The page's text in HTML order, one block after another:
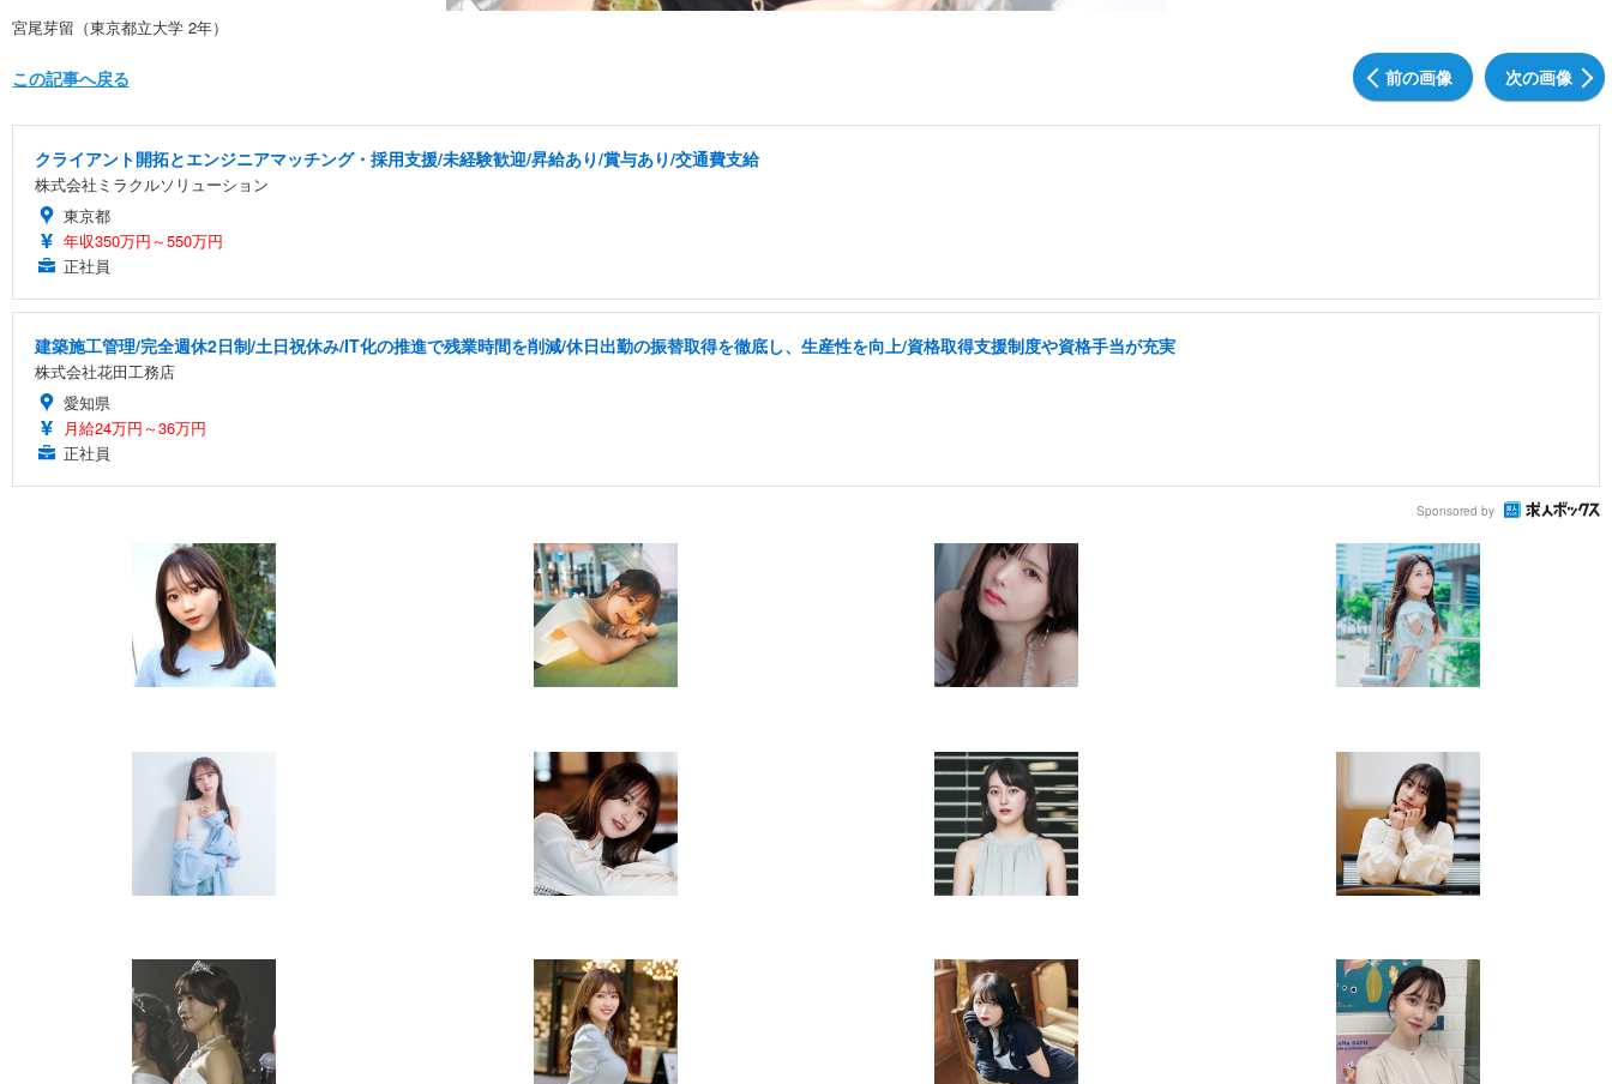
宮尾芽留（東京都立大学 2年）
前の画像 次の画像
この記事へ戻る
クライアント開拓とエンジニアマッチング・採用支援/未経験歓迎/昇給あり/賞与あり/交通費支給
株式会社ミラクルソリューション
東京都
年収350万円～550万円
正社員
建築施工管理/完全週休2日制/土日祝休み/IT化の推進で残業時間を削減/休日出勤の振替取得を徹底し、生産性を向上/資格取得支援制度や資格手当が充実
株式会社花田工務店
愛知県
月給24万円～36万円
正社員
Sponsored by